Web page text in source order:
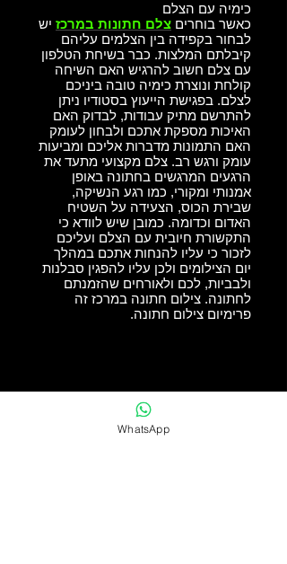
כימיה עם הצלם
כאשר בוחרים צלם חתונות במרכז יש
לבחור בקפידה בין הצלמים עליהם
קיבלתם המלצות. כבר בשיחת הטלפון
עם צלם חשוב להרגיש האם השיחה
קולחת ונוצרת כימיה טובה ביניכם
לצלם. בפגישת הייעוץ בסטודיו ניתן
להתרשם מתיק עבודות, לבדוק האם
האיכות מספקת אתכם ולבחון לעומק
האם התמונות מדברות אליכם ומביעות
עומק ורגש רב. צלם מקצועי מתעד את
הרגעים המרגשים בחתונה באופן
אמנותי ומקורי, כמו רגע הנשיקה,
שבירת הכוס, הצעידה על השטיח
האדום וכדומה. כמובן שיש לוודא כי
התקשורת חיובית עם הצלם ועליכם
לזכור כי עליו להנחות אתכם במהלך
יום הצילומים ולכן עליו להפגין סבלנות
ולבביות, לכם ולאורחים שהזמנתם
לחתונה. צילום חתונה במרכז זה
פרימיום צילום חתונה.
WhatsApp